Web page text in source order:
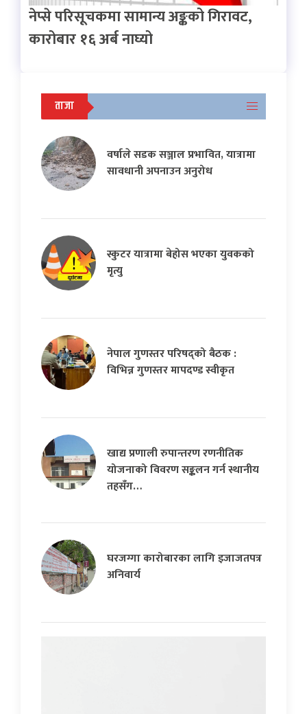
नेप्से परिसूचकमा सामान्य अङ्कको गिरावट,
कारोबार १६ अर्ब नाघ्यो
ताजा
वर्षाले सडक सञ्जाल प्रभावित, यात्रामा
सावधानी अपनाउन अनुरोध
स्कुटर यात्रामा बेहोस भएका युवकको
मृत्यु
नेपाल गुणस्तर परिषद्को बैठक :
विभिन्न गुणस्तर मापदण्ड स्वीकृत
खाद्य प्रणाली रुपान्तरण रणनीतिक
योजनाको विवरण सङ्कलन गर्न स्थानीय
तहसँग…
घरजग्गा कारोबारका लागि इजाजतपत्र
अनिवार्य